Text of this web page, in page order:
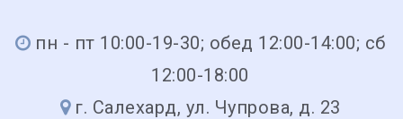
пн - пт 10:00-19-30; обед 12:00-14:00; сб
12:00-18:00
г. Салехард, ул. Чупрова, д. 23